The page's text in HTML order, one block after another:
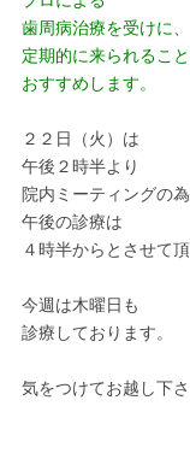
歯周病治療を受けに、
定期的に来られるこ
おすすめします。
２２日（火）は
午後２時半より
院内ミーティングの為
午後の診療は
４時半からとさせて頂
今週は木曜日も
診療しております。
気をつけてお越し下さ